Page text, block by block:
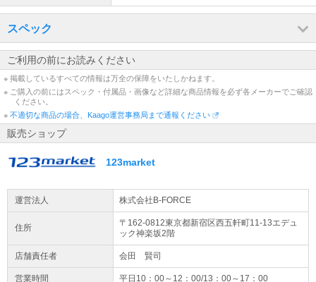
スペック
ご利用の前にお読みください
※ 掲載しているすべての情報は万全の保障をいたしかねます。
※ ご購入の前にはスペック・付属品・画像など詳細な商品情報を必ず各メーカーでご確認
ください。
※ 不適切な商品の場合、Kaago運営事務局まで通報ください
販売ショップ
123market
運営法人 株式会社B-FORCE
住所 〒162-0812東京都新宿区西五軒町11-13エデュ
ック神楽坂2階
店舗責任者 会田 賢司
営業時間 平日10：00～12：00/13：00～17：00